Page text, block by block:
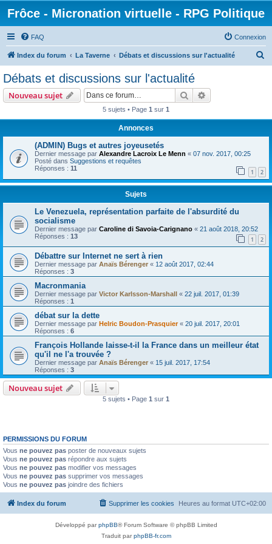
Frôce - Micronation virtuelle - RPG Politique
FAQ Connexion
Index du forum La Taverne Débats et discussions sur l'actualité
r
Débats et discussions sur l'actualité
Nouveau sujet Rechercher
5 sujets • Page 1 sur 1
Annonces
(ADMIN) Bugs et autres joyeusetés
Dernier message par Alexandre Lacroix Le Menn « 07 nov. 2017, 00:25
Posté dans Suggestions et requêtes
Réponses : 11 1 2
Sujets
Le Venezuela, représentation parfaite de l'absurdité du
socialisme
Dernier message par Caroline di Savoia-Carignano « 21 août 2018, 20:52
Réponses : 13 1 2
Débattre sur Internet ne sert à rien
Dernier message par Anaïs Bérenger « 12 août 2017, 02:44
Réponses : 3
Macronmania
Dernier message par Victor Karlsson-Marshall « 22 juil. 2017, 01:39
Réponses : 1
débat sur la dette
Dernier message par Helric Boudon-Prasquier« 20 juil. 2017, 20:01
Réponses : 6
François Hollande laisse-t-il la France dans un meilleur état
qu'il ne l'a trouvée ?
Dernier message par Anaïs Bérenger « 15 juil. 2017, 17:54
Réponses : 3
Nouveau sujet
5 sujets • Page 1 sur 1
PERMISSIONS DU FORUM
Vous ne pouvez pas poster de nouveaux sujets
Vous ne pouvez pas répondre aux sujets
Vous ne pouvez pas modifier vos messages
Vous ne pouvez pas supprimer vos messages
Vous ne pouvez pas joindre des fichiers
Index du forum Heures au format UTC+02:00
Supprimer les cookies
Développé parphpBB® Forum Software © phpBB Limited
Traduit parphpBB-fr.com